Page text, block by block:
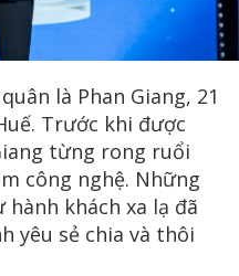
là Phan Giang, 21
Trước khi được
từng rong ruổi
công nghệ. Những
khách xa lạ đã
yêu sẻ chia và thôi